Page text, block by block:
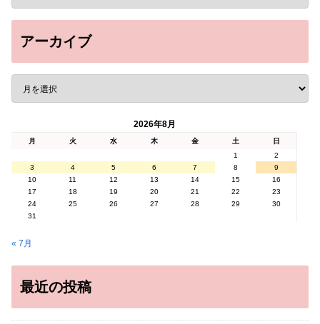
アーカイブ
2026年8月
月 火 水 木 金 土
日
1
2
3
4 5 6 7 8
9
10
11 12 13 14 15
16
17
18 19 20 21 22
23
24
25 26 27 28 29
30
31
« 7月
最近の投稿